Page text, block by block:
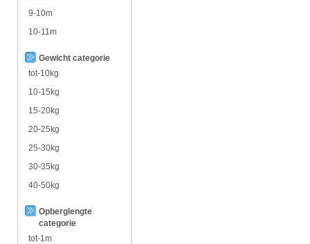
9-10m
10-11m
Gewicht categorie
tot-10kg
10-15kg
15-20kg
20-25kg
25-30kg
30-35kg
40-50kg
Opberglengte
categorie
tot-1m